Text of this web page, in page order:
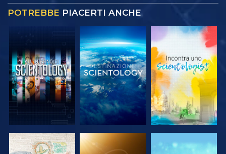
POTREBBE PIACERTI ANCHE